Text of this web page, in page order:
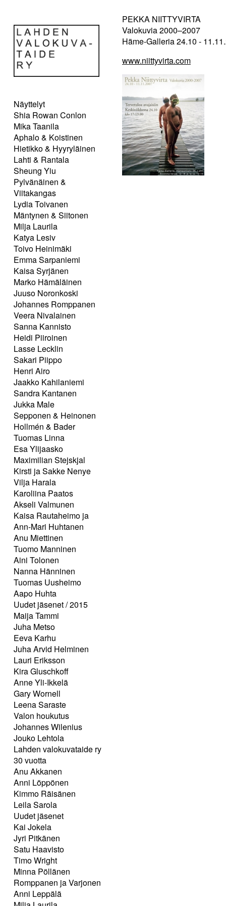
Näyttelyt
Shia Rowan Conlon
Mika Taanila
Aphalo & Koistinen
Hietikko & Hyyryläinen
Lahti & Rantala
Sheung Yiu
Pylvänäinen &
Viitakangas
Lydia Toivanen
Mäntynen & Siitonen
Milja Laurila
Katya Lesiv
Toivo Heinimäki
Emma Sarpaniemi
Kaisa Syrjänen
Marko Hämäläinen
Juuso Noronkoski
Johannes Romppanen
Veera Nivalainen
Sanna Kannisto
Heidi Piiroinen
Lasse Lecklin
Sakari Piippo
Henri Airo
Jaakko Kahilaniemi
Sandra Kantanen
Jukka Male
Sepponen & Heinonen
Hollmén & Bader
Tuomas Linna
Esa Ylijaasko
Maximilian Stejskjal
Kirsti ja Sakke Nenye
Vilja Harala
Karoliina Paatos
Akseli Valmunen
Kaisa Rautaheimo ja
Ann-Mari Huhtanen
Anu Miettinen
Tuomo Manninen
Aini Tolonen
Nanna Hänninen
Tuomas Uusheimo
Aapo Huhta
Uudet jäsenet / 2015
Maija Tammi
Juha Metso
Eeva Karhu
Juha Arvid Helminen
Lauri Eriksson
Kira Gluschkoff
Anne Yli-Ikkelä
Gary Wornell
Leena Saraste
Valon houkutus
Johannes Wilenius
Jouko Lehtola
Lahden valokuvataide ry
30 vuotta
Anu Akkanen
Anni Löppönen
Kimmo Räisänen
Leila Sarola
Uudet jäsenet
Kai Jokela
Jyri Pitkänen
Satu Haavisto
Timo Wright
Minna Pöllänen
Romppanen ja Varjonen
Anni Leppälä
PEKKA NIITTYVIRTA
Valokuvia 2000–2007
Häme-Galleria 24.10 -
www.niittyvirta.com